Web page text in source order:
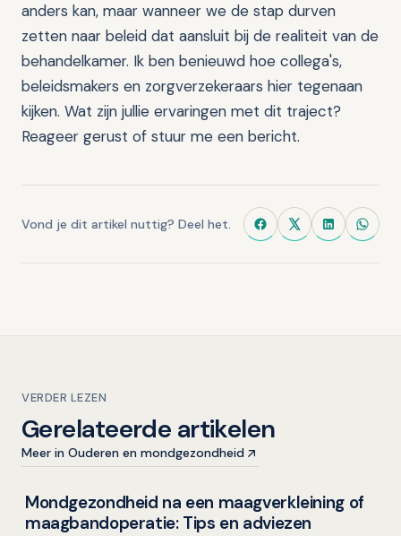
anders kan, maar wanneer we de stap durven
zetten naar beleid dat aansluit bij de realiteit van de
behandelkamer. Ik ben benieuwd hoe collega's,
beleidsmakers en zorgverzekeraars hier tegenaan
kijken. Wat zijn jullie ervaringen met dit traject?
Reageer gerust of stuur me een bericht.
Vond je dit artikel nuttig? Deel het.
VERDER LEZEN
Gerelateerde artikelen
Meer in Ouderen en mondgezondheid
Mondgezondheid in relatie tot algehele gezondheid
Mondgezondheid na een maagverkleining of
maagbandoperatie: Tips en adviezen